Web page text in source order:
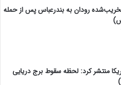
رودان به بندرعباس پس از حمله
منتشر کرد: لحظه سقوط برج دریایی